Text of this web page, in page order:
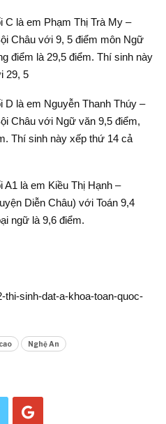
C là em Phạm Thị Trà My –
Châu với 9, 5 điểm môn Ngữ
điểm là 29,5 điểm. Thí sinh này
29, 5
D là em Nguyễn Thanh Thúy –
Châu với Ngữ văn 9,5 điểm,
Thí sinh này xếp thứ 14 cả
là em Kiều Thị Hạnh –
Diễn Châu) với Toán 9,4
ngữ là 9,6 điểm.
thi-sinh-dat-a-khoa-toan-quoc-
Nghệ An